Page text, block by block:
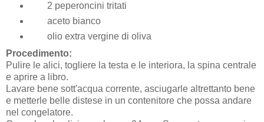
2 peperoncini tritati
aceto bianco
olio extra vergine di oliva
Procedimento:
Pulire le alici, togliere la testa e le interiora, la spina centrale
e aprire a libro.
Lavare bene sott'acqua corrente, asciugarle altrettanto bene
e metterle belle distese in un contenitore che possa andare
nel congelatore.